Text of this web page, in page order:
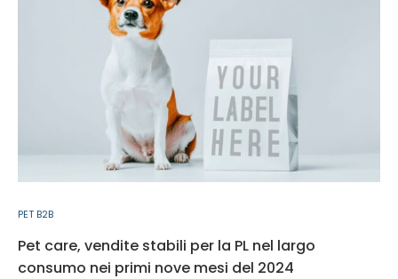
PET B2B
Pet care, vendite stabili per la PL nel largo
consumo nei primi nove mesi del 2024